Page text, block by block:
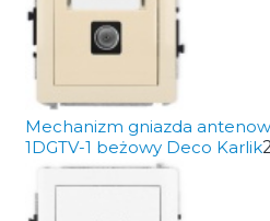
Mechanizm gniazda
1DGTV-1 beżowy Deco Karlik